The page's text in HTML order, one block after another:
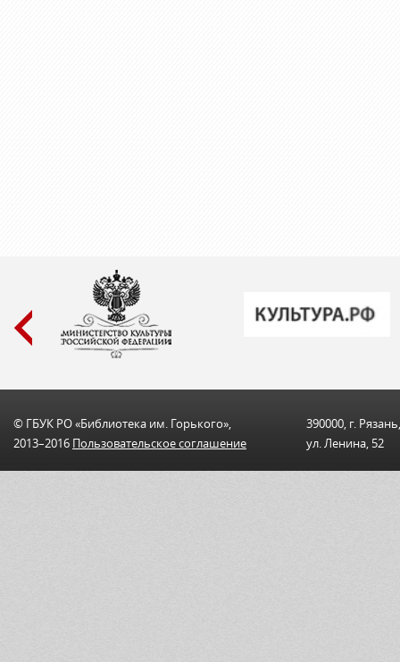
© ГБУК РО «Библиотека им. Горького»,
2013–2016 Пользовательскоe соглашениe
390000, г. Рязань,
ул. Ленина, 52